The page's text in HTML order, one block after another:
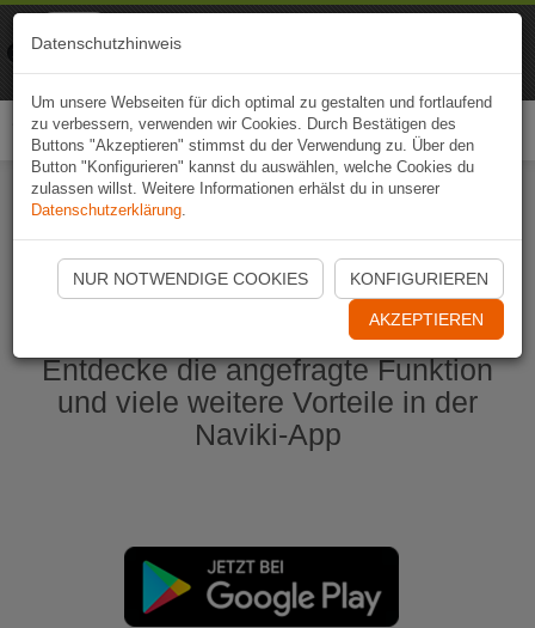
Naviki App jetzt öffnen
Entdecke die angefragte Funktion
und viele weitere Vorteile in der
Naviki-App
Datenschutzhinweis
Um unsere Webseiten für dich optimal zu gestalten und fortlaufend
zu verbessern, verwenden wir Cookies. Durch Bestätigen des
Buttons "Akzeptieren" stimmst du der Verwendung zu. Über den
Button "Konfigurieren" kannst du auswählen, welche Cookies du
zulassen willst. Weitere Informationen erhälst du in unserer
Datenschutzerklärung.
NUR NOTWENDIGE COOKIES KONFIGURIEREN
AKZEPTIEREN
Naviki